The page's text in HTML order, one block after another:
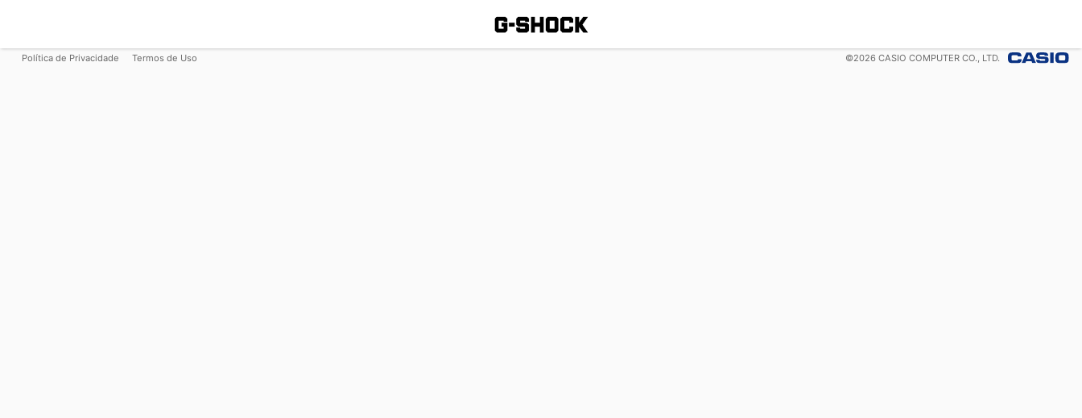
Política de Privacidade Termos de Uso ©2026 CASIO COMPUTER CO., LTD.